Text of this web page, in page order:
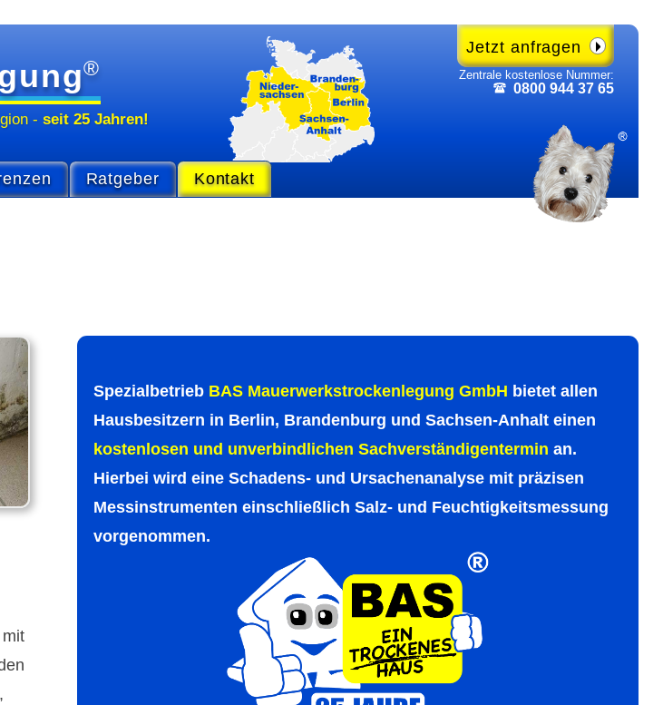
®
-seit 25 Jahren!
Zentrale kosten­lose Nummer:
0800 944 37 65
Jetzt anfragen
Ratgeber Kontakt
Spezial­betrieb BAS Mauer­werks­trocken­legung GmbH bietet allen
Hausbe­sitzern in Berlin, Branden­burg und Sachsen-Anhalt einen
kosten­losen und unver­bind­lichen Sachver­ständi­gen­termin an.
Hierbei wird eine Schadens- und Ursachen­analyse mit präzisen
Mess­instru­menten einschließ­lich Salz- und Feuchtig­keits­messung
vorge­nommen.